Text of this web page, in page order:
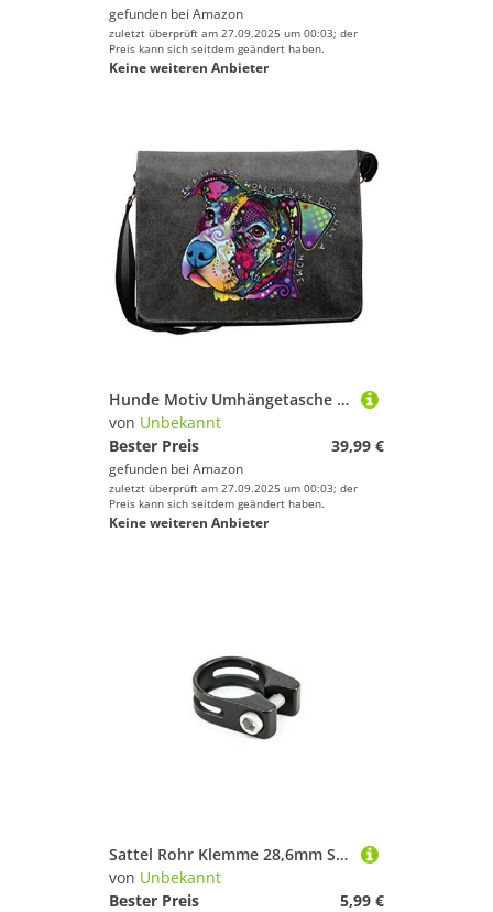
Sportausrüstung
Tischtennis
Unbekannt
Geschlecht
gefunden bei Amazon
zuletzt überprüft am 27.09.2025 um 00:03; der
Preis kann sich seitdem geändert haben.
Keine weiteren Anbieter
Hunde Motiv Umhängetasche für Hundehalter mit Hunde Tasche Canvas In A Perfect World Hund Hundebesitzer Hundehalter Dog Hunde Artikel Dogs Hundefreund
von Unbekannt
Bester Preis
39,99 €
gefunden bei Amazon
zuletzt überprüft am 27.09.2025 um 00:03; der
Preis kann sich seitdem geändert haben.
Keine weiteren Anbieter
Sattel Rohr Klemme 28,6mm Sattel Stützen Klemmring Schelle Innensechskant schwarz
von Unbekannt
Bester Preis
5,99 €